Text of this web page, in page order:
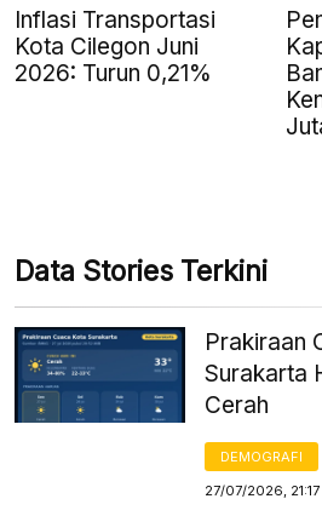
Inflasi Transportasi
Kota Cilegon Juni
2026: Turun 0,21%
Data Stories Terkini
Prakiraan
Surakarta
Cerah
DEMOGRAFI
27/07/2026, 21:17